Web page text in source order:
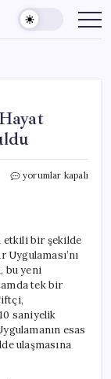
Acil
Uygulaması
Kullanıma
Sunuldu
için
yorumlar kapalı
etkili bir şekilde
bu yeni
tek bir
saniyelik
esas
ulaşmasına